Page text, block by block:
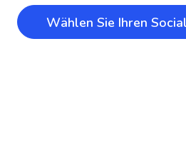
Wählen Sie Ihren